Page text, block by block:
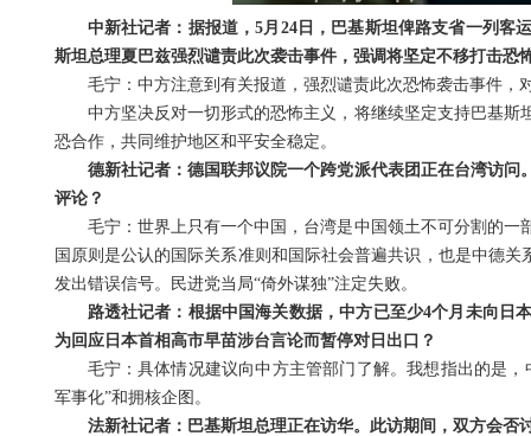
中新社记者：据报道，5月24日，巴基斯坦俾路支省一列客
斯坦总理夏巴兹强烈谴责此次袭击事件，强调将坚定不移打击恐
毛宁：中方注意到有关报道，强烈谴责此次恐怖袭击事件
中方坚决反对一切形式的恐怖主义，将继续坚定支持巴基
恐合作，共同维护地区和平安全稳定。
德新社记者：德国联邦议院一个跨党派代表团正在台湾访
评论？
毛宁：世界上只有一个中国，台湾是中国领土不可分割的
国原则是公认的国际关系准则和国际社会普遍共识，也是中德
发出错误信号。民进党当局“倚外谋独”注定失败。
路透社记者：根据中国海关数据，中方已至少4个月未向日
为回应日本首相高市早苗涉台言论而暂停对日出口？
毛宁：具体情况建议向中方主管部门了解。我想指出的是
军事化”和拥核企图。
法新社记者：巴基斯坦总理正在访华。此访期间，双方会否